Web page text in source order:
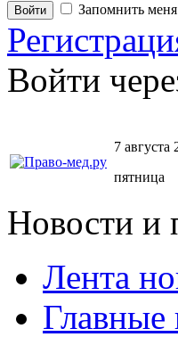
Запомнить меня
Войти
7 августа
пятница
Новости и
Лента
Главные